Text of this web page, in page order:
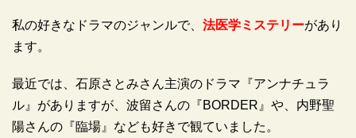
私の好きなドラマのジャンルで、 法医学ミステリーがあり
ます。
最近では、石原さとみさん主演のドラマ『アンナチュラ
ル』がありますが、波留さんの『BORDER』や、内野聖
陽さんの『臨場』なども好きで観ていました。